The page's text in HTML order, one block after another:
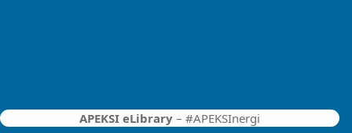
APEKSI eLibrary – #APEKSInergi